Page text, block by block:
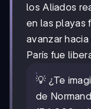
los Aliados
en las playas
avanzar
París fue
💡 ¿Te
de